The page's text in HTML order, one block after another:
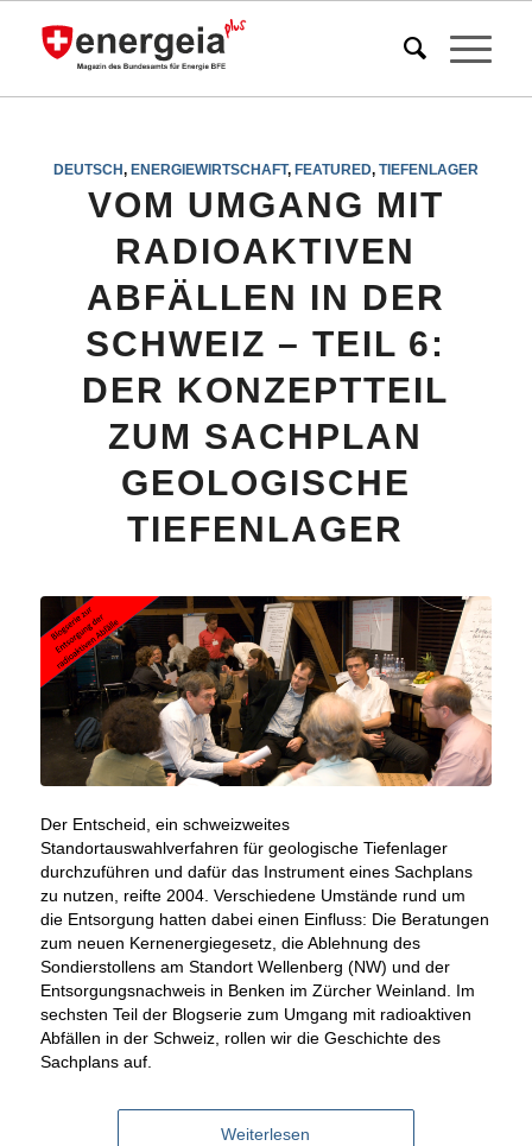
DEUTSCH, ENERGIEWIRTSCHAFT, FEATURED, TIEFENLAGER
VOM UMGANG MIT
RADIOAKTIVEN
ABFÄLLEN IN DER
SCHWEIZ – TEIL 6:
DER KONZEPTTEIL
ZUM SACHPLAN
GEOLOGISCHE
TIEFENLAGER
Der Entscheid, ein schweizweites
Standortauswahlverfahren für geologische Tiefenlager
durchzuführen und dafür das Instrument eines Sachplans
zu nutzen, reifte 2004. Verschiedene Umstände rund um
die Entsorgung hatten dabei einen Einfluss: Die Beratungen
zum neuen Kernenergiegesetz, die Ablehnung des
Sondierstollens am Standort Wellenberg (NW) und der
Entsorgungsnachweis in Benken im Zürcher Weinland. Im
sechsten Teil der Blogserie zum Umgang mit radioaktiven
Abfällen in der Schweiz, rollen wir die Geschichte des
Sachplans auf.
Weiterlesen